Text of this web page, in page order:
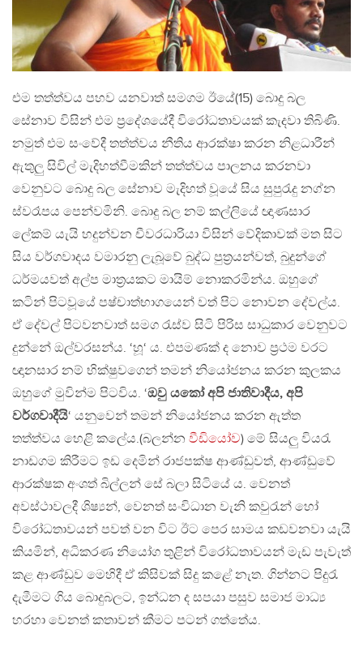
එම තත්ත්වය පහව යනවාත් සමගම ඊ‍යේ(15) බොදු බල
සේනාව විසින් එම ප්‍රදේශයේදී විරෝධතාවයක් කැදවා තිබිණි.
නමුත් එම සංවේදී තත්ත්වය නීතිය ආරක්ෂා කරන නිළධාරීන්
ඇතුලු සිවිල් මැදිහත්වීමකින් තත්ත්වය පාලනය කරනවා
වෙනුවට බොදු බල සේනාව මැදිහත් වූයේ සිය සුපුරැදු නග්න
ස්වරෑපය පෙන්වමිනි. බොදු බල නම් කල්ලියේ ඥාණසාර
ලේකම් යැයි හදුන්වන චීවරධාරියා විසින් වේදිකාවක් මත සිට
සිය වර්ගවාදය වමාරනු ලැබූවේ බුද්ධ පුත්‍රයන්වත්, බුදුන්ගේ
ධර්මයවත් අල්ප මාත්‍රයකට මායිම් නොකරමින්ය. ඔහුගේ
කටින් පිටවූයේ පෂ්චාත්භාගයෙන් වත් පිට නොවන දේවල්ය.
ඒ දේවල් පිටවනවාත් සමග රැස්ව සිටි පිරිස සාධුකාර වෙනුවට
දුන්නේ ඔල්වරසන්ය. ‘හූ‘ ය. එපමණක් ද නොව ප්‍රථම වරට
ඥානසාර නම් භික්ෂුවගෙන් තමන් නියෝජනය කරන කුලකය
ඔහුගේ මුවින්ම පිටවිය. ‘ඔවු යකෝ අපි ජාතිවාදීය, අපි
වර්ගවාදීයි‘ යනුවෙන් තමන් නියෝජනය කරන ඇත්ත
තත්ත්වය හෙළි කලේය.(බලන්න වීඩියෝව) මේ සියලු වියරැ
නාඩගම කිරීමට ඉඩ දෙමින් රාජපක්ෂ ආණ්ඩුවත්, ආණ්ඩුවේ
ආරක්ෂක අංශත් බිල්ලන් සේ බලා සිටියේ ය. වෙනත්
අවස්ථාවලදී ශිෂ්‍යන්, වෙනත් සංවිධාන වැනි කවුරැන් හෝ
විරෝධතාවයන් පවත් වන විට ඊට පෙර සාමය කඩවනවා යැයි
කියමින්, අධිකරණ නියෝග තුළින් විරෝධතාවයන් මැඩ පැවැත්
කළ ආණ්ඩුව මෙහිදී ඒ කිසිවක් සිදු කළේ නැත. ගින්නට පිදුරැ
දැමීමට ගිය බොදුබලට, ඉන්ධන ද සපයා පසුව සමාජ මාධ්‍ය
හරහා වෙනත් කතාවන් කීමට පටන් ගත්තේය.